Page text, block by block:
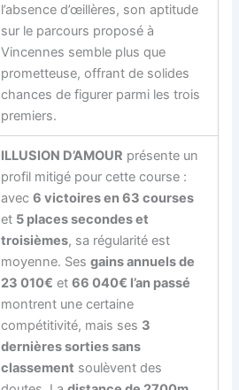
l’absence d’œillères, son aptitude
sur le parcours proposé à
Vincennes semble plus que
prometteuse, offrant de solides
chances de figurer parmi les trois
premiers.
ILLUSION D’AMOUR présente un
profil mitigé pour cette course :
avec6 victoires en 63 courses
et 5 places secondes et
troisièmes, sa régularité est
moyenne. Sesgains annuels de
23 010€ et66 040€ l’an passé
montrent une certaine
compétitivité, mais ses 3
dernières sorties sans
classement soulèvent des